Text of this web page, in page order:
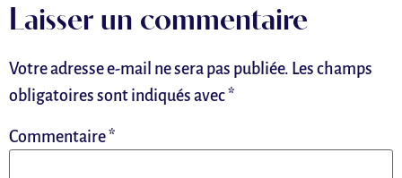
Laisser un commentaire
Votre adresse e-mail ne sera pas publiée. Les champs
obligatoires sont indiqués avec *
Commentaire*